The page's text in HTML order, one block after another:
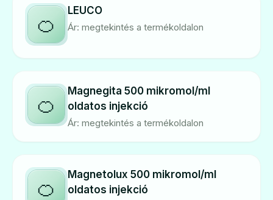
🍊
LEUCO
Ár: megtekintés a termékoldalon
🍊
Magnegita 500 mikromol/ml
oldatos injekció
Ár: megtekintés a termékoldalon
🍊
Magnetolux 500 mikromol/ml
oldatos injekció